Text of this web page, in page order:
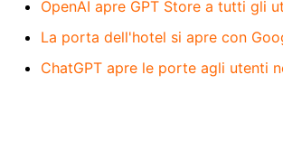
OpenAI apre GPT Store a tutti gli
La porta dell'hotel si apre con
ChatGPT apre le porte agli utenti